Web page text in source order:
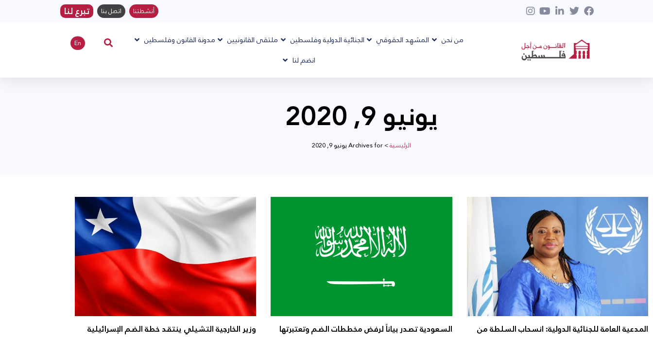
أنشطتنا اتصل بنا تبرع لنا
من نحن المشهد الحقوقي الجنائية الدولية وفلسطين ملتقى القانونيين مدونة القانون وفلسطين
انضم لنا
En
يونيو 9, 2020
الرئيسية>Archives for يونيو 9, 2020
المدعية العامة للجنائية الدولية: انسحاب السلطة من
السعودية تصدر بياناً لرفض مخططات الضم وتعتبرتها
وزير الخارجية التشيلي ينتقد خطة الضم الإسرائيلية